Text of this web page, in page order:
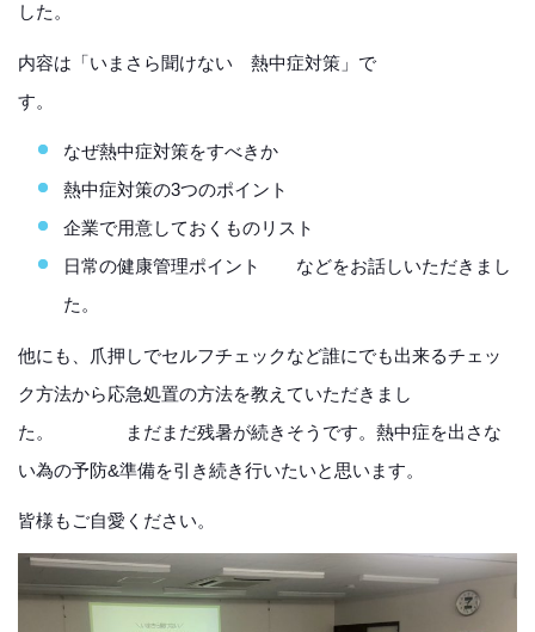
した。
内容は「いまさら聞けない 熱中症対策」で
す
なぜ熱中症対策をすべきか
熱中症対策の3つのポイント
企業で用意しておくものリスト
日常の健康管理ポイント などをお話しいただきまし
た。
他にも、爪押しでセルフチェックなど誰にでも出来るチェッ
ク方法から応急処置の方法を教えていただきまし
た。 まだまだ残暑が続きそうです。熱中症を出さな
い為の予防&準備を引き続き行いたいと思います。
皆様もご自愛ください。